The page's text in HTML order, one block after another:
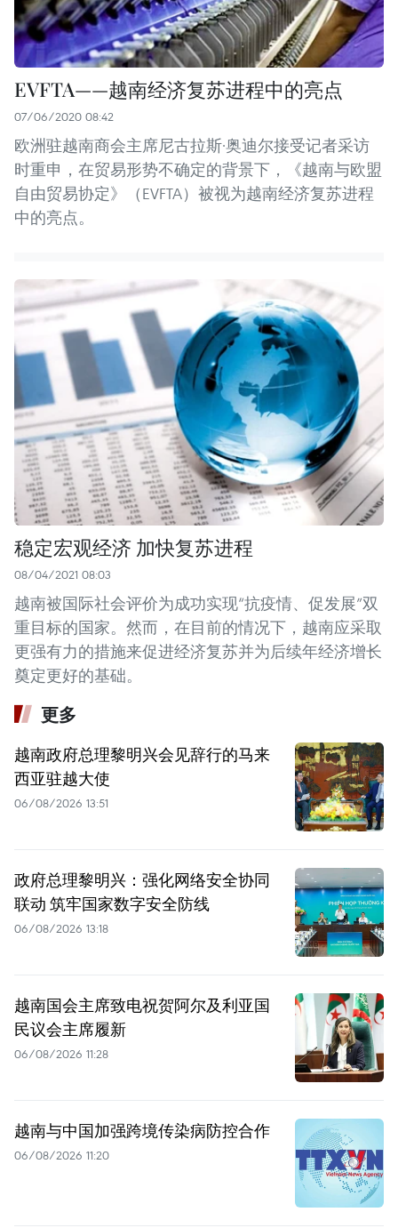
EVFTA——越南经济复苏进程中的亮点
07/06/2020 08:42
欧洲驻越南商会主席尼古拉斯·奥迪尔接受记者采访
时重申，在贸易形势不确定的背景下，《越南与欧盟
自由贸易协定》（EVFTA）被视为越南经济复苏进程
中的亮点。
稳定宏观经济 加快复苏进程
08/04/2021 08:03
越南被国际社会评价为成功实现“抗疫情、促发展”双
重目标的国家。然而，在目前的情况下，越南应采取
更强有力的措施来促进经济复苏并为后续年经济增长
奠定更好的基础。
更多
越南政府总理黎明兴会见辞行的马来
西亚驻越大使
06/08/2026 13:51
政府总理黎明兴：强化网络安全协同
联动 筑牢国家数字安全防线
06/08/2026 13:18
越南国会主席致电祝贺阿尔及利亚国
民议会主席履新
06/08/2026 11:28
越南与中国加强跨境传染病防控合作
06/08/2026 11:20